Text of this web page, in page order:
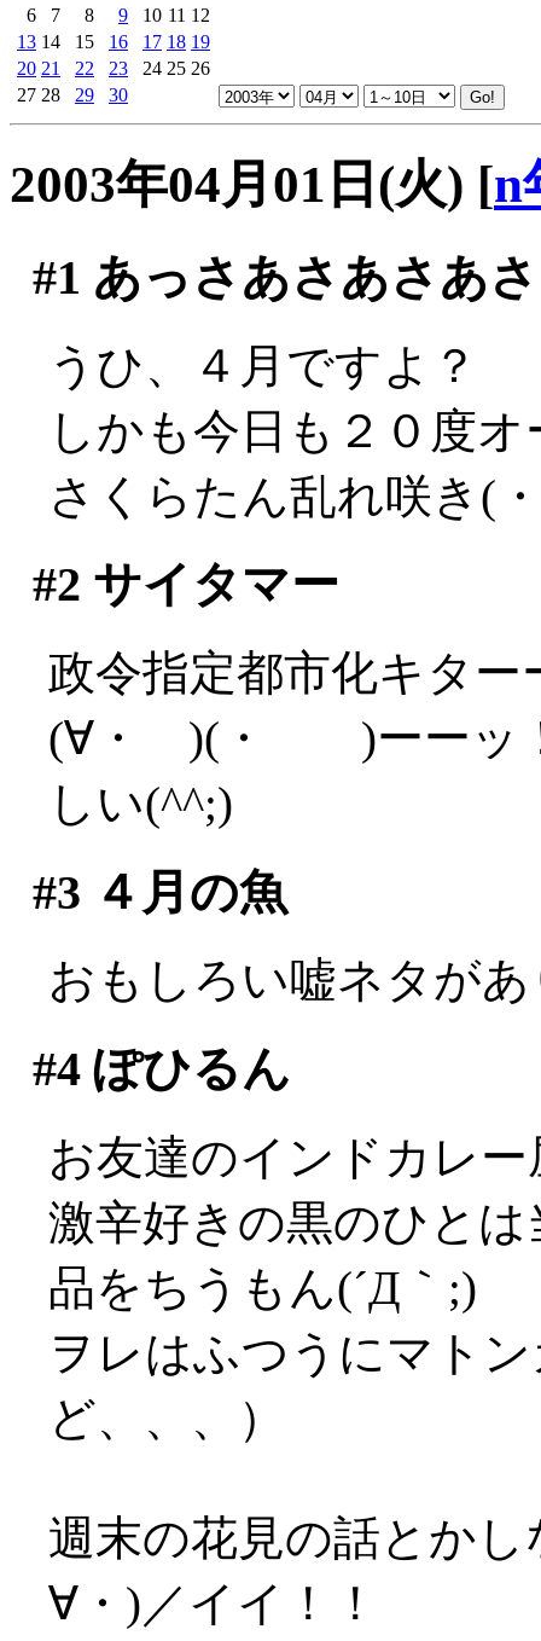
6
7 8 9 10 11 12
13 14 15 16 17 18 19
20 21 22 23 24 25 26
27 28 29 30
2003年04月01日(火) [n
#1 あっさあさあさあ
うひ、４月ですよ？
しかも今日も２０度
さくらたん乱れ咲き(
#2 サイタマー
政令指定都市化キ
(∀・ )(・ )ーーッ！
しい(^^;)
#3 ４月の魚
おもしろい嘘ネタが
#4ぽひるん
お友達のインドカレ
激辛好きの黒のひと
品をちうもん(´Д｀;)
ヲレはふつうにマト
ど、、、）
週末の花見の話とか
∀・)／イイ！！